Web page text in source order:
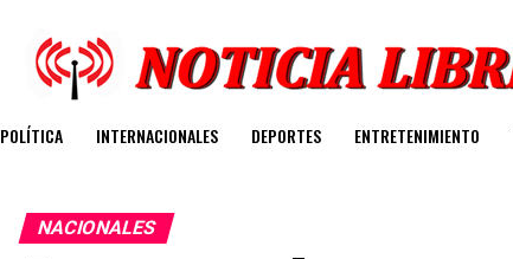
POLÍTICA INTERNACIONALES DEPORTES ENTRETENIMIENTO
NACIONALES